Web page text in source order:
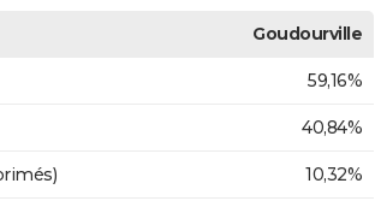
Goudourville
59,16%
40,84%
10,32%